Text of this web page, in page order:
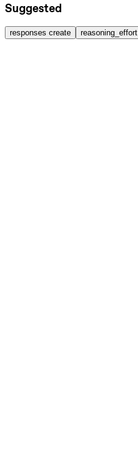
Suggested
responses create reasoning_effort